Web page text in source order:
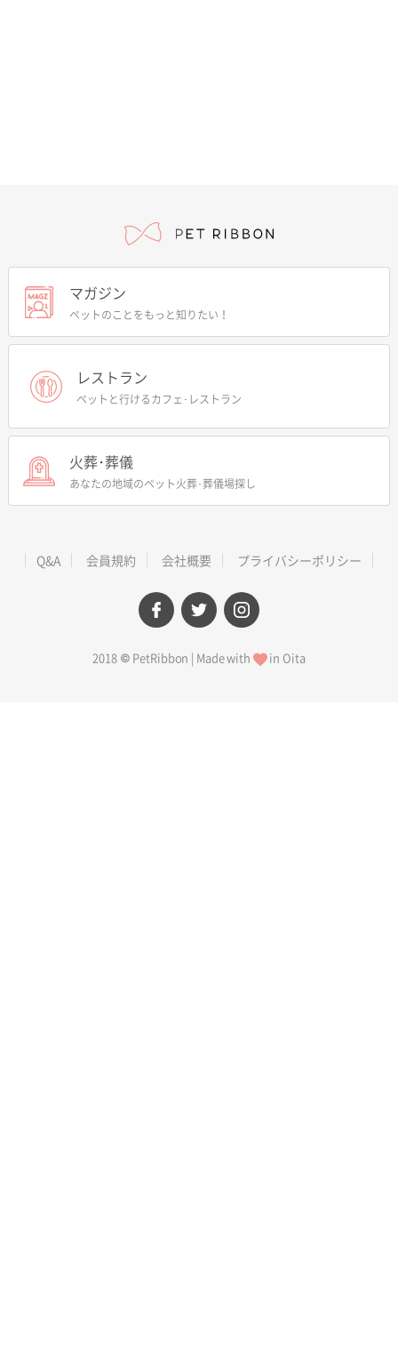
マガジン
ペットのことをもっと知りたい！
レストラン
ペットと行けるカフェ･レストラン
火葬･葬儀
あなたの地域のペット火葬･葬儀場探し
Q&A 会員規約 会社概要 プライバシーポリシー
facebooktwitterinstagram
2018 © PetRibbon | Made with in Oita